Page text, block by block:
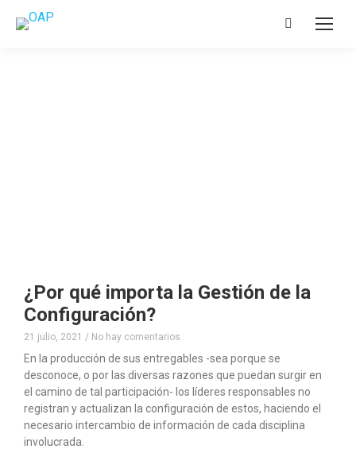
¿Por qué importa la Gestión de la
Configuración?
21 julio, 2021 No hay comentarios
En la producción de sus entregables -sea porque se
desconoce, o por las diversas razones que puedan surgir en
el camino de tal participación- los líderes responsables no
registran y actualizan la configuración de estos, haciendo el
necesario intercambio de información de cada disciplina
involucrada.